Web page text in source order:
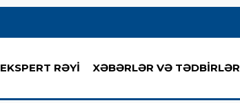
EKSPERT RƏYİ XƏBƏRLƏR VƏ TƏDBİRLƏR